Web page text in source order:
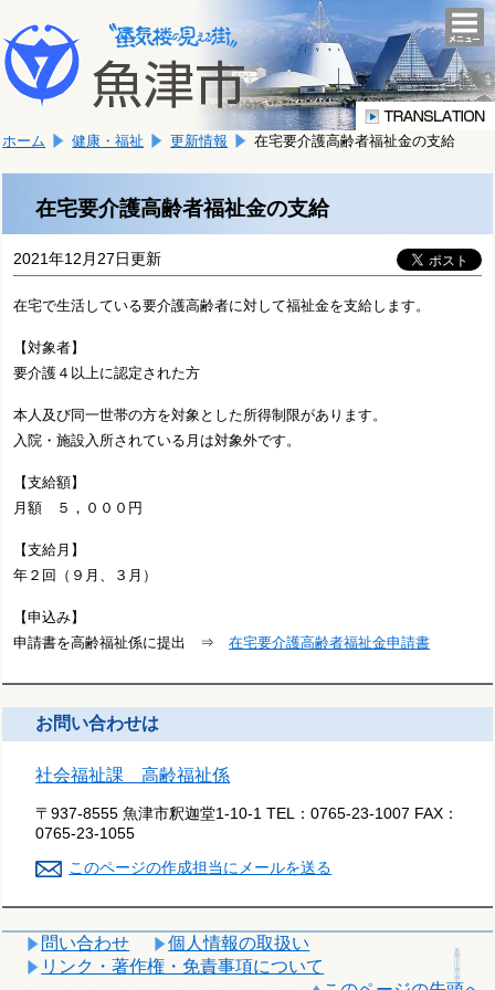
文
へ
移
ま
す。
こ
か
文
ホーム 健康・福祉 更新情報 在宅要介護高齢者福祉金の支給
在宅要介護高齢者福祉金の支給
2021年12月27日更新
在宅で生活している要介護高齢者に対して福祉金を支給します。
【対象者】
要介護４以上に認定された方
本人及び同一世帯の方を対象とした所得制限があります。
入院・施設入所されている月は対象外です。
【支給額】
月額 ５，０００円
【支給月】
年２回（９月、３月）
【申込み】
申請書を高齢福祉係に提出 ⇒在宅要介護高齢者福祉金申請書
お問い合わせは
社会福祉課 高齢福祉係
〒937-8555 魚津市釈迦堂1-10-1 TEL：0765-23-1007 FAX：
0765-23-1055
このページの作成担当にメールを送る
問い合わせ
個人情報の取扱い
リンク・著作権・免責事項について